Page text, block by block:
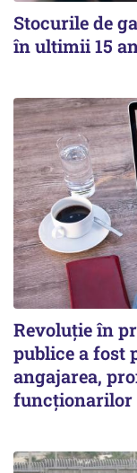
Stocurile de
în ultimii 15
Revoluție în
publice a fost
angajarea,
funcționarilor